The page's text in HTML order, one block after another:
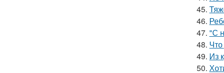
45.
46.
47. "С
48.
49. Из
50.